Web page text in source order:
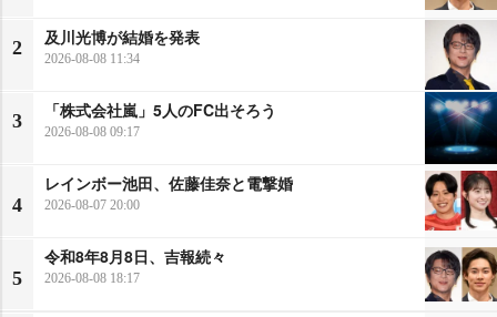
2
及川光博が結婚を発表
2026-08-08 11:34
3
「株式会社嵐」5人のFC出そろう
2026-08-08 09:17
4
レインボー池田、佐藤佳奈と電撃婚
2026-08-07 20:00
5
令和8年8月8日、吉報続々
2026-08-08 18:17